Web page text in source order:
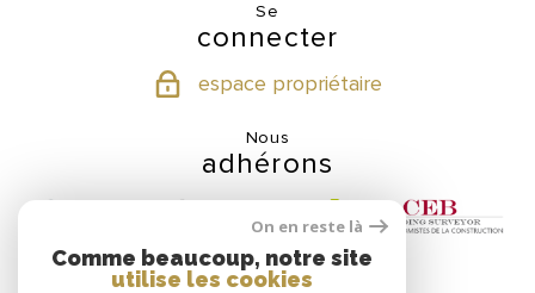
Se
connecter
espace propriétaire
Nous
adhérons
On en reste là
Comme beaucoup, notre site
utilise les cookies